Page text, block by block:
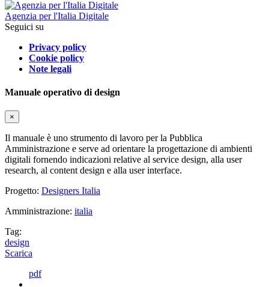
Agenzia per l'Italia Digitale
Seguici su
Privacy policy
Cookie policy
Note legali
Manuale operativo di design
×
Il manuale è uno strumento di lavoro per la Pubblica
Amministrazione e serve ad orientare la progettazione di ambienti
digitali fornendo indicazioni relative al service design, alla user
research, al content design e alla user interface.
Progetto: Designers Italia
Amministrazione: italia
Tag:
design
Scarica
pdf